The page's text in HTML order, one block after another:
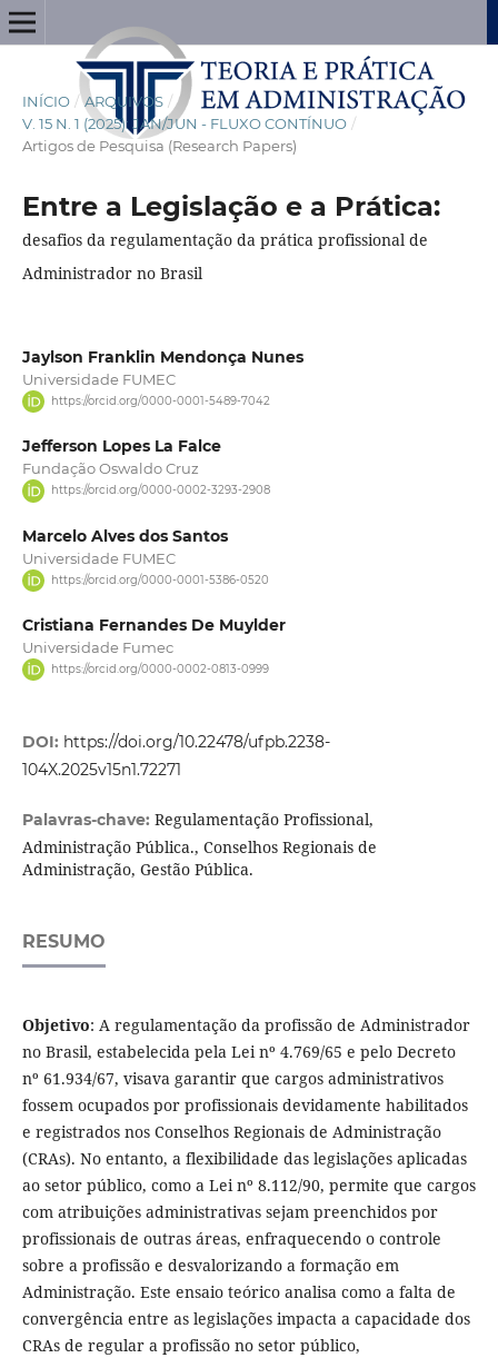
INÍCIO / ARQUIVOS /
V. 15 N. 1 (2025): JAN/JUN - FLUXO CONTÍNUO /
Artigos de Pesquisa (Research Papers)
Entre a Legislação e a Prática:
desafios da regulamentação da prática profissional de
Administrador no Brasil
Jaylson Franklin Mendonça Nunes
Universidade FUMEC
https://orcid.org/0000-0001-5489-7042
Jefferson Lopes La Falce
Fundação Oswaldo Cruz
https://orcid.org/0000-0002-3293-2908
Marcelo Alves dos Santos
Universidade FUMEC
https://orcid.org/0000-0001-5386-0520
Cristiana Fernandes De Muylder
Universidade Fumec
https://orcid.org/0000-0002-0813-0999
DOI: https://doi.org/10.22478/ufpb.2238-
104X.2025v15n1.72271
Palavras-chave: Regulamentação Profissional,
Administração Pública., Conselhos Regionais de
Administração, Gestão Pública.
RESUMO
Objetivo: A regulamentação da profissão de Administrador
no Brasil, estabelecida pela Lei nº 4.769/65 e pelo Decreto
nº 61.934/67, visava garantir que cargos administrativos
fossem ocupados por profissionais devidamente habilitados
e registrados nos Conselhos Regionais de Administração
(CRAs). No entanto, a flexibilidade das legislações aplicadas
ao setor público, como a Lei nº 8.112/90, permite que cargos
com atribuições administrativas sejam preenchidos por
profissionais de outras áreas, enfraquecendo o controle
sobre a profissão e desvalorizando a formação em
Administração. Este ensaio teórico analisa como a falta de
convergência entre as legislações impacta a capacidade dos
CRAs de regular a profissão no setor público,